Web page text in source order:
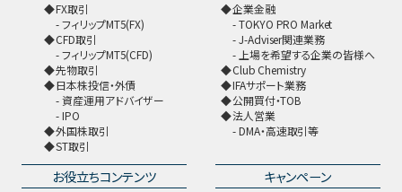
FX取引
フィリップMT5(FX)
CFD取引
フィリップMT5(CFD)
先物取引
日本株投信・外債
資産運用アドバイザー
IPO
外国株取引
ST取引
企業金融
TOKYO PRO Market
J-Adviser関連業務
上場を希望する企業の皆様へ
Club Chemistry
IFAサポート業務
公開買付・TOB
法人営業
DMA・高速取引等
お役立ちコンテンツ キャンペーン